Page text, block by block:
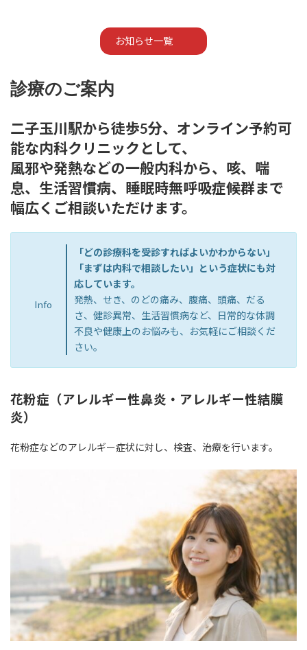
お知らせ一覧
診療のご案内
二子玉川駅から徒歩5分、オンライン予約可
能な内科クリニックとして、
風邪や発熱などの一般内科から、咳、喘
息、生活習慣病、睡眠時無呼吸症候群まで
幅広くご相談いただけます。
Info
「どの診療科を受診すればよいかわからない」
「まずは内科で相談したい」という症状にも対
応しています。
発熱、せき、のどの痛み、腹痛、頭痛、だる
さ、健診異常、生活習慣病など、日常的な体調
不良や健康上のお悩みも、お気軽にご相談くだ
さい。
花粉症（アレルギー性鼻炎・アレルギー性結膜
炎）
花粉症などのアレルギー症状に対し、検査、治療を行います。